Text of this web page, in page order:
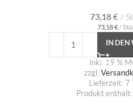
73,18€
73,18€ /
IN DEN
inkl. 19 %
zzgl.
Lieferzeit: 7
Produkt